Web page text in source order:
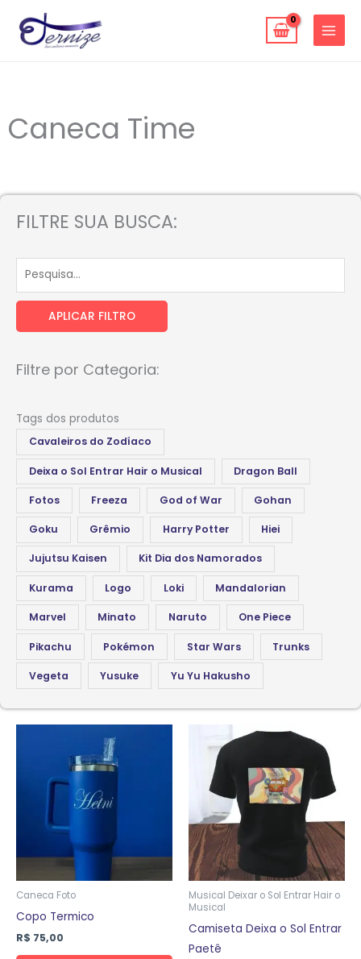
para
Caneca Time
FILTRE SUA BUSCA:
APLICAR FILTRO
Filtre por Categoria:
Tags dos produtos
Cavaleiros do Zodíaco
Deixa o Sol Entrar Hair o Musical Dragon Ball
Fotos Freeza God of War Gohan
Goku Grêmio Harry Potter Hiei
Jujutsu Kaisen Kit Dia dos Namorados
Kurama Logo Loki Mandalorian
Marvel Minato Naruto One Piece
Pikachu Pokémon Star Wars Trunks
Vegeta Yusuke Yu Yu Hakusho
Caneca Foto
Copo Termico
R$ 75,00
Musical Deixar o Sol Entrar Hair o
Musical
Camiseta Deixa o Sol Entrar
Paetê
Este
tem
várias
variantes.
opções
podem
ser
na